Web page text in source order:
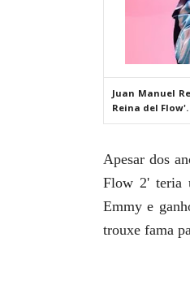
Juan Manuel
Reina del
Apesar dos
Flow 2' teria
Emmy e
trouxe fama